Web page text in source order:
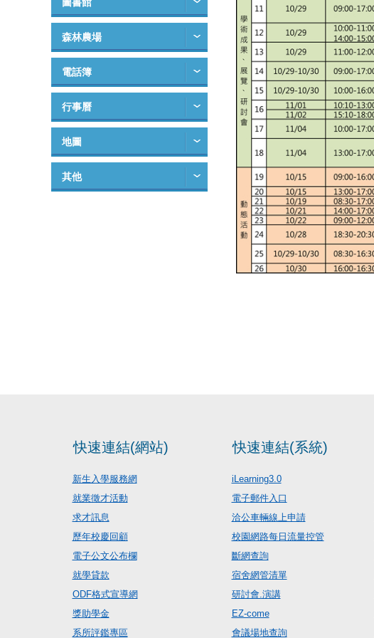
森林農場
電話簿
行事曆
地圖
其他
快速連結(網站)
新生入學服務網
就業徵才活動
求才訊息
歷年校慶回顧
電子公文公布欄
就學貸款
ODF格式宣導網
獎助學金
系所評鑑專區
快速連結(系統)
iLearning3.0
電子郵件入口
洽公車輛線上申請
校園網路每日流量控管
斷網查詢
宿舍網管清單
研討會.演講
EZ-come
會議場地查詢